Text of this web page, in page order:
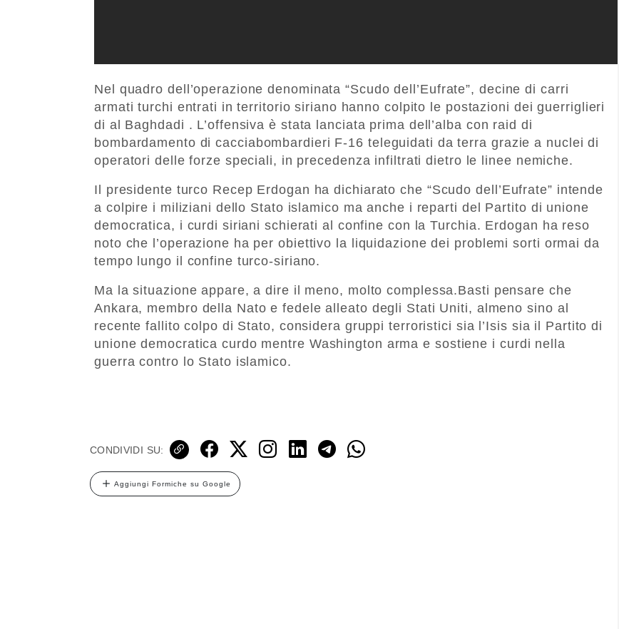
Nel quadro dell’operazione denominata “Scudo dell’Eufrate”, decine di carri
armati turchi entrati in territorio siriano hanno colpito le postazioni dei guerriglieri
di al Baghdadi . L’offensiva è stata lanciata prima dell’alba con raid di
bombardamento di cacciabombardieri F-16 teleguidati da terra grazie a nuclei di
operatori delle forze speciali, in precedenza infiltrati dietro le linee nemiche.
Il presidente turco Recep Erdogan ha dichiarato che “Scudo dell’Eufrate” intende
a colpire i miliziani dello Stato islamico ma anche i reparti del Partito di unione
democratica, i curdi siriani schierati al confine con la Turchia. Erdogan ha reso
noto che l’operazione ha per obiettivo la liquidazione dei problemi sorti ormai da
tempo lungo il confine turco-siriano.
Ma la situazione appare, a dire il meno, molto complessa.Basti pensare che
Ankara, membro della Nato e fedele alleato degli Stati Uniti, almeno sino al
recente fallito colpo di Stato, considera gruppi terroristici sia l’Isis sia il Partito di
unione democratica curdo mentre Washington arma e sostiene i curdi nella
guerra contro lo Stato islamico.
CONDIVIDI SU:
Aggiungi Formiche su Google